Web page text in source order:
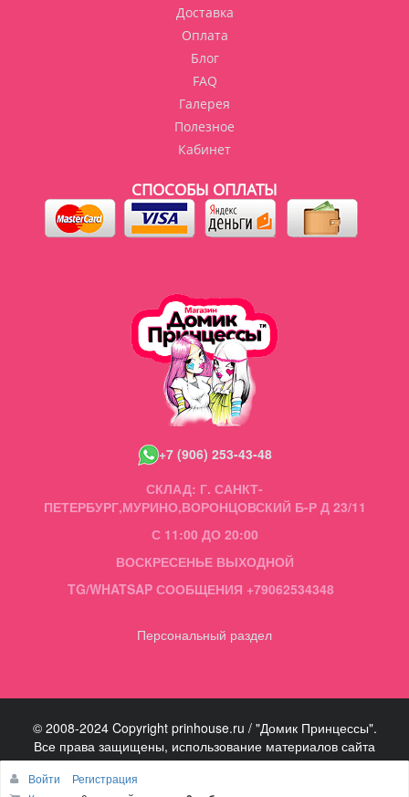
Доставка
Оплата
Блог
FAQ
Галерея
Полезное
Кабинет
СПОСОБЫ ОПЛАТЫ
+7 (906) 253-43-48
СКЛАД: Г. САНКТ-
ПЕТЕРБУРГ,МУРИНО,ВОРОНЦОВСКИЙ Б-Р Д 23/11
С 11:00 ДО 20:00
ВОСКРЕСЕНЬЕ ВЫХОДНОЙ
TG/WHATSAP СООБЩЕНИЯ +79062534348
Персональный раздел
© 2008-2024 Copyright prinhouse.ru / "Домик Принцессы".
Все права защищены, использование материалов сайта
запрещено.
Войти
Регистрация